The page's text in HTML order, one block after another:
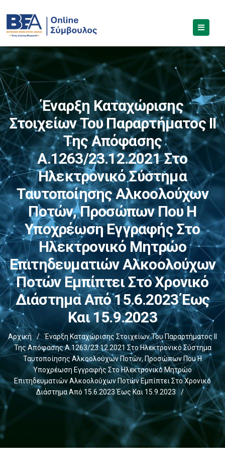
Έναρξη Καταχώρισης
Στοιχείων Του Παραρτήματος ΙΙ
Της Απόφασης
Α.1263/23.12.2021 Στο
Ηλεκτρονικό Σύστημα
Ταυτοποίησης Αλκοολούχων
Ποτών, Προσώπων Που Η
Υποχρέωση Εγγραφής Στο
Ηλεκτρονικό Μητρώο
Επιτηδευματιών Αλκοολούχων
Ποτών Εμπίπτει Στο Χρονικό
Διάστημα Από 15.6.2023 Έως
Και 15.9.2023
Αρχική /
Έναρξη Καταχώρισης Στοιχείων Του Παραρτήματος ΙΙ
Της Απόφασης Α.1263/23.12.2021 Στο Ηλεκτρονικό Σύστημα
Ταυτοποίησης Αλκοολούχων Ποτών, Προσώπων Που Η
Υποχρέωση Εγγραφής Στο Ηλεκτρονικό Μητρώο
Επιτηδευματιών Αλκοολούχων Ποτών Εμπίπτει Στο Χρονικό
Διάστημα Από 15.6.2023 Έως Και 15.9.2023
/